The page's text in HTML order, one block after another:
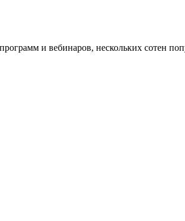
и вебинаров, нескольких сотен